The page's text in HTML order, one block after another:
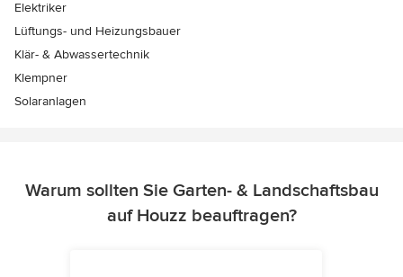
Elektriker
Lüftungs- und Heizungsbauer
Klär- & Abwassertechnik
Klempner
Solaranlagen
Warum sollten Sie Garten- & Landschaftsbau
auf Houzz beauftragen?